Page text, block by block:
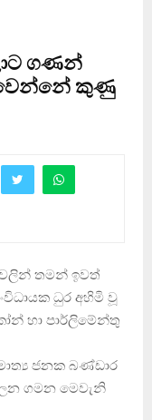
ගණන්
කුණු
තමන් ඉවත්
ධුර අහිමි වූ
හා පාර්ලිමේන්තු
ජනක බණ්ඩාර
ගමන මෙවැනි